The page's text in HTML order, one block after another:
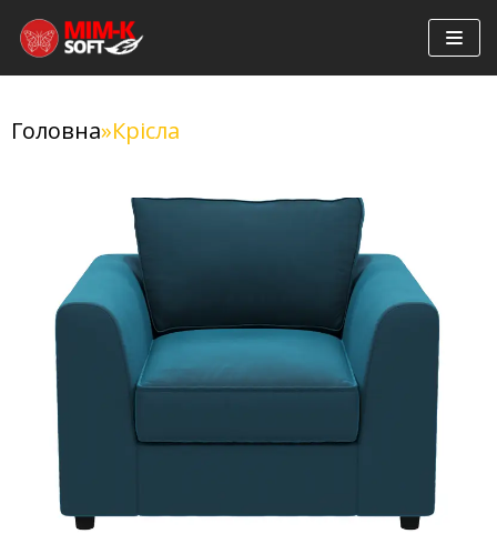
Перейти
до
вмісту
Головна»Крісла